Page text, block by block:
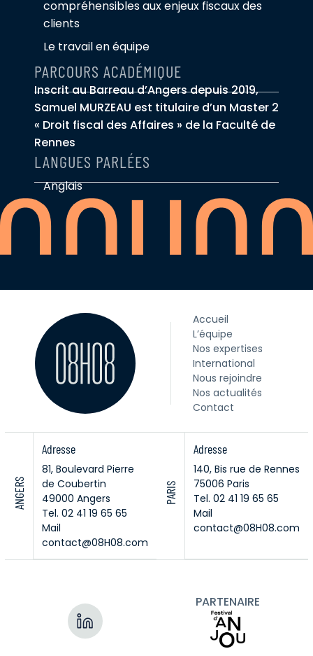
compréhensibles aux enjeux fiscaux des
clients
Le travail en équipe
PARCOURS ACADÉMIQUE
Inscrit au Barreau d’Angers depuis 2019,
Samuel MURZEAU est titulaire d’un Master 2
« Droit fiscal des Affaires » de la Faculté de
Rennes
LANGUES PARLÉES
Anglais
Accueil
L’équipe
Nos expertises
International
Nous rejoindre
Nos actualités
Contact
ANGERS
Adresse
81, Boulevard Pierre
de Coubertin
49000 Angers
Tel. 02 41 19 65 65
Mail
contact@08H08.com
PARIS
Adresse
140, Bis rue de Rennes
75006 Paris
Tel. 02 41 19 65 65
Mail
contact@08H08.com
PARTENAIRE